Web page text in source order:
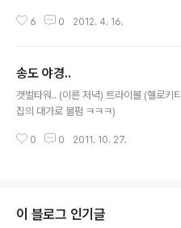
팬과 수저통만 구입했습니다. 계산은 입구
되었습니다. 위치는 딸기가 좋아에서 가깝
많아 쉽게 찾을 수 있어요) 헤이리 이케아
전 준비사항~! * 제품 구매를 위해서는
mpany.tv/ 에 사전에 가입해야 합니다. 현
으므로, 출발전에 가입후 가시는게 좋습니
6 0 2012. 4. 16.
송도 야경..
갯벌타워.. (이른 저녁) 트라이볼 (헬로키
집의 대가로 불펌 ㅋㅋㅋ)
0 0 2011. 10. 27.
이 블로그 인기글